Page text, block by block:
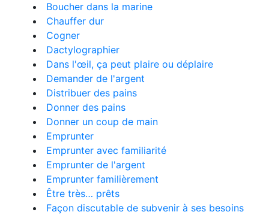
Boucher dans la marine
Chauffer dur
Cogner
Dactylographier
Dans l'œil, ça peut plaire ou déplaire
Demander de l'argent
Distribuer des pains
Donner des pains
Donner un coup de main
Emprunter
Emprunter avec familiarité
Emprunter de l'argent
Emprunter familièrement
Être très… prêts
Façon discutable de subvenir à ses besoins